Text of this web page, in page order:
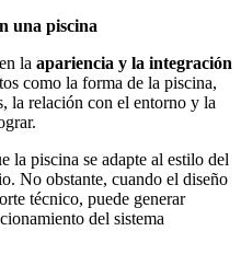
una piscina
la apariencia y la integración
como la forma de la piscina,
la relación con el entorno y la
la piscina se adapte al estilo del
No obstante, cuando el diseño
técnico, puede generar
del sistema